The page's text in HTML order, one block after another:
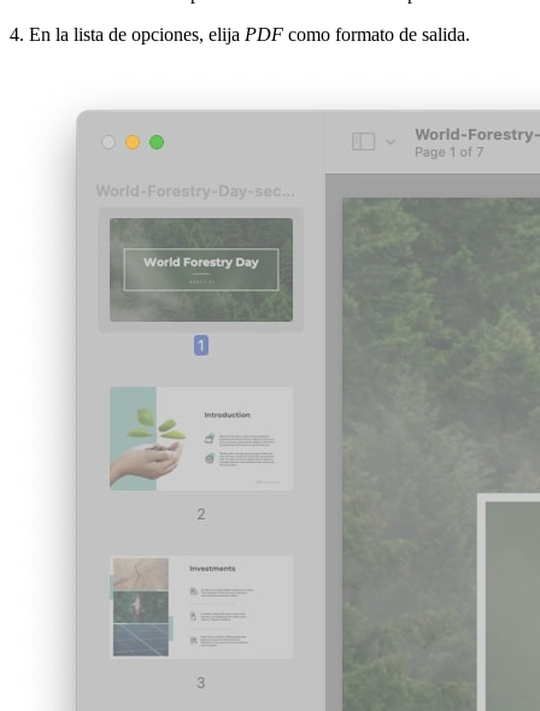
4. En la lista de opciones, elija PDF como formato de salida.